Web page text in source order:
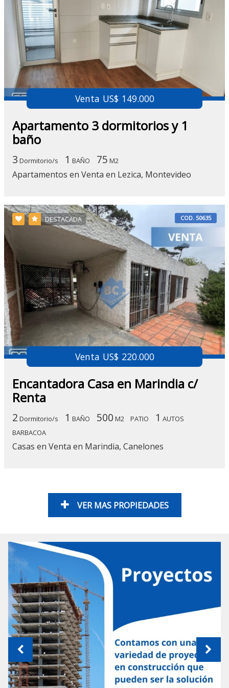
Venta US$ 149.000
Apartamento 3 dormitorios y 1
baño
3 Dormitorio/s 1 BAÑO 75 M2
Apartamentos en Venta en Lezica, Montevideo
DESTACADA COD. 50635
Venta US$ 220.000
Encantadora Casa en Marindia c/
Renta
2 Dormitorio/s 1 BAÑO 500 M2 PATIO 1 AUTOS
BARBACOA
Casas en Venta en Marindia, Canelones
VER MAS PROPIEDADES